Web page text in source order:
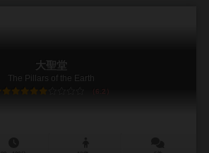
大聖堂
The Pillars of the Earth
6.2